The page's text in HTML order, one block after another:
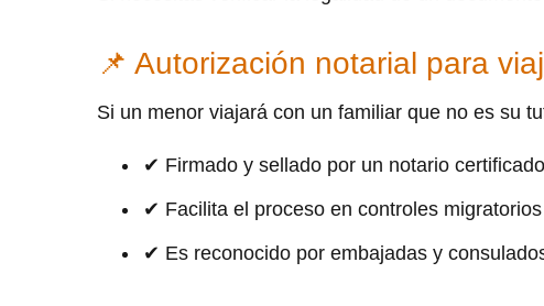
📌 Autorización notarial para
Si un menor viajará con un familiar que no es su
✔ Firmado y sellado por un notario certificado
✔ Facilita el proceso en controles migratorios
✔ Es reconocido por embajadas y